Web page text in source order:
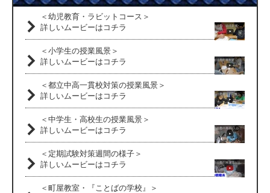
＜幼児教育・ラビットコース＞
詳しいムービーはコチラ
＜小学生の授業風景＞
詳しいムービーはコチラ
＜都立中高一貫校対策の授業風景＞
詳しいムービーはコチラ
＜中学生・高校生の授業風景＞
詳しいムービーはコチラ
＜定期試験対策週間の様子＞
詳しいムービーはコチラ
＜町屋教室・『ことばの学校』＞